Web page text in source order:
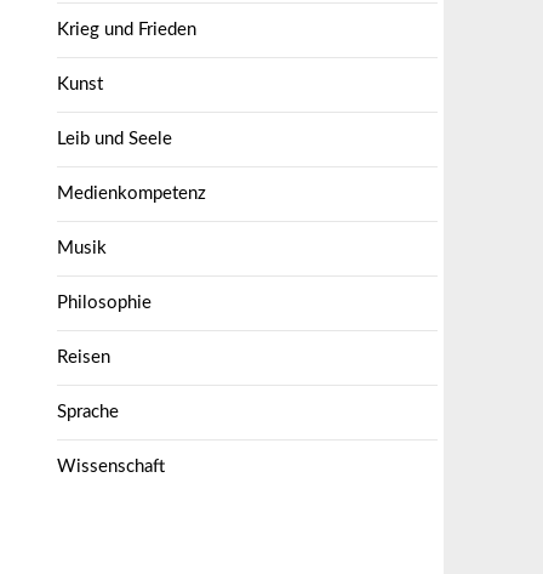
Krieg und Frieden
Kunst
Leib und Seele
Medienkompetenz
Musik
Philosophie
Reisen
Sprache
Wissenschaft